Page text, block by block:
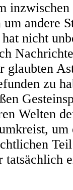
inzwischen
um andere
nicht
glaubten
zu
Welten
um
tatsächlich